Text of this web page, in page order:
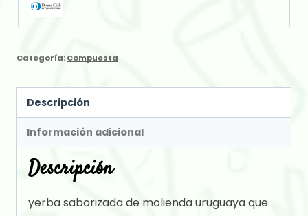
gr
Categoría:Compuesta
Descripción
Información adicional
Descripción
yerba saborizada de molienda uruguaya que